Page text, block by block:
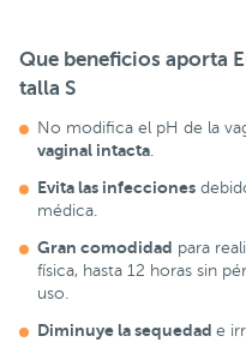
Que beneficios aporta
talla S
No modifica el pH de la
vaginal intacta.
Evita las infecciones
médica.
Gran comodidad para
física, hasta 12 horas sin
uso.
Diminuye la sequedad e